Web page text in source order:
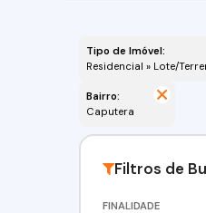
Tipo de Imóvel:
Residencial » Lote/
Bairro:
Caputera
FINALIDADE